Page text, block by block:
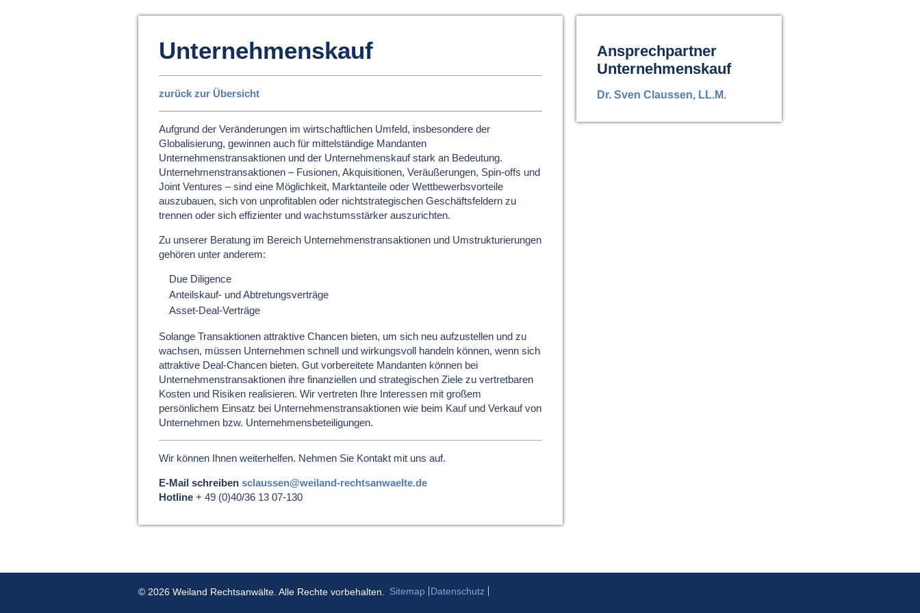
Unternehmenskauf
zurück zur Übersicht
Aufgrund der Veränderungen im wirtschaftlichen Umfeld, insbesondere der
Globalisierung, gewinnen auch für mittelständige Mandanten
Unternehmenstransaktionen und der Unternehmenskauf stark an Bedeutung.
Unternehmenstransaktionen – Fusionen, Akquisitionen, Veräußerungen, Spin-offs und
Joint Ventures – sind eine Möglichkeit, Marktanteile oder Wettbewerbsvorteile
auszubauen, sich von unprofitablen oder nichtstrategischen Geschäftsfeldern zu
trennen oder sich effizienter und wachstumsstärker auszurichten.
Zu unserer Beratung im Bereich Unternehmenstransaktionen und Umstrukturierungen
gehören unter anderem:
Due Diligence
Anteilskauf- und Abtretungsverträge
Asset-Deal-Verträge
Solange Transaktionen attraktive Chancen bieten, um sich neu aufzustellen und zu
wachsen, müssen Unternehmen schnell und wirkungsvoll handeln können, wenn sich
attraktive Deal-Chancen bieten. Gut vorbereitete Mandanten können bei
Unternehmenstransaktionen ihre finanziellen und strategischen Ziele zu vertretbaren
Kosten und Risiken realisieren. Wir vertreten Ihre Interessen mit großem
persönlichem Einsatz bei Unternehmenstransaktionen wie beim Kauf und Verkauf von
Unternehmen bzw. Unternehmensbeteiligungen.
Wir können Ihnen weiterhelfen. Nehmen Sie Kontakt mit uns auf.
E-Mail schreiben sclaussen@weiland-rechtsanwaelte.de
Hotline + 49 (0)40/36 13 07-130
Ansprechpartner
Unternehmenskauf
Dr. Sven Claussen, LL.M.
© 2026 Weiland Rechtsanwälte. Alle Rechte vorbehalten. Sitemap Datenschutz